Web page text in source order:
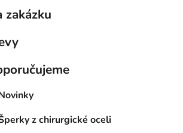
zakázku
z chirurgické oceli